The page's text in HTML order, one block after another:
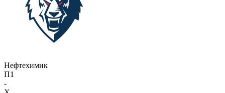
Нефтехимик
П1
-